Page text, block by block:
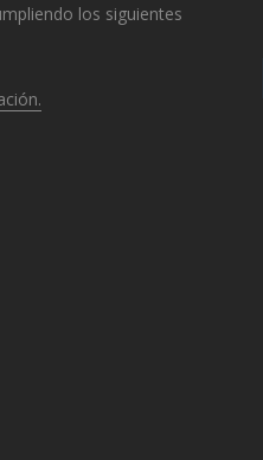
los siguientes